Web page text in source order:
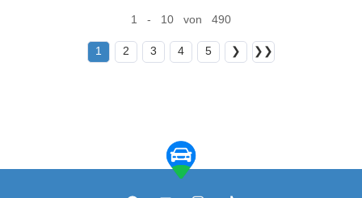
1 - 10 von 490
1 2 3 4 5 ❯ ❯❯